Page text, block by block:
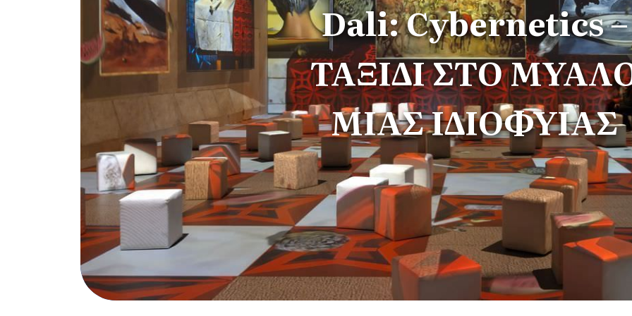
Dali: Cybernetics –
ΤΑΞΙΔΙ ΣΤΟ
ΜΙΑΣ ΙΔΙΟΦΥΙΑΣ